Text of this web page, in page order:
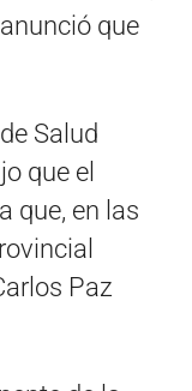
que
Salud
que el
que, en las
Paz